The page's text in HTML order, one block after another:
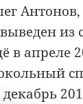
из
в апреле